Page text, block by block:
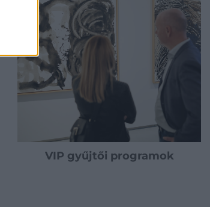
VIP gyűjtői programok